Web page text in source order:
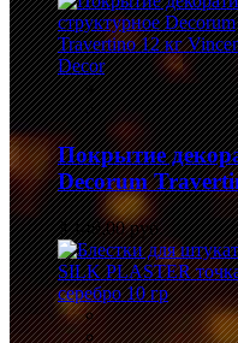
Покрытие
Decorum
3 149,00 руб.